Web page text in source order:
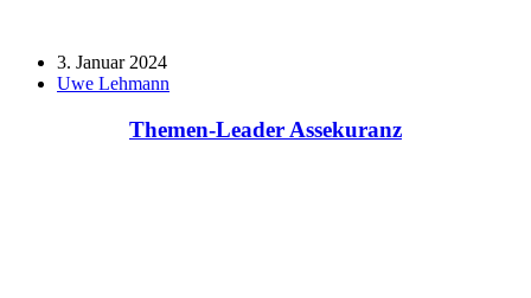
3. Januar 2024
Uwe Lehmann
Themen-Leader Assekuranz